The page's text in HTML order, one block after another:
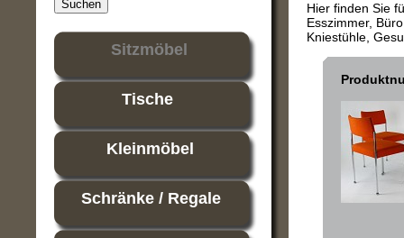
Sitzmöbel
Tische
Kleinmöbel
Schränke / Regale
Hier finden Sie
Esszimmer,
Kniestühle,